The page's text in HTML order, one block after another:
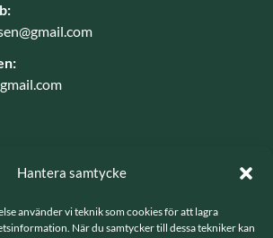
Hantera samtycke
använder vi teknik som cookies för att lagra
När du samtycker till dessa tekniker kan
7, 170 79 Solna